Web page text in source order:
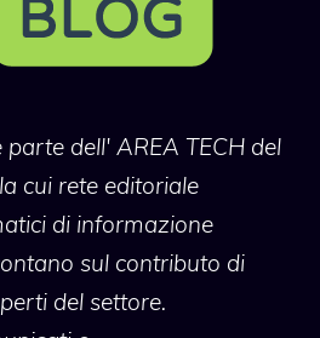
parte dell' AREA TECH del
cui rete editoriale
di informazione
sul contributo di
del settore.